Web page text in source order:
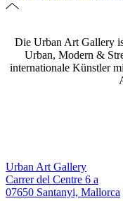
Die Urban Art Gallery
Urban, Modern &
internationale Künstler
Urban Art Gallery
Carrer del Centre 6 a
07650 Santanyi, Mallorca